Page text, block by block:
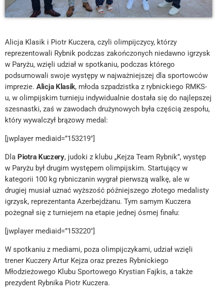
Alicja Klasik i Piotr Kuczera, czyli olimpijczycy, którzy
reprezentowali Rybnik podczas zakończonych niedawno igrzysk
w Paryżu, wzięli udział w spotkaniu, podczas którego
podsumowali swoje występy w najważniejszej dla sportowców
imprezie. Alicja Klasik, młoda szpadzistka z rybnickiego RMKS-
u, w olimpijskim turnieju indywidualnie dostała się do najlepszej
szesnastki, zaś w zawodach drużynowych była częścią zespołu,
który wywalczył brązowy medal:
[jwplayer mediaid=”153219″]
Dla Piotra Kuczery, judoki z klubu „Kejza Team Rybnik”, występ
w Paryżu był drugim występem olimpijskim. Startujący w
kategorii 100 kg rybniczanin wygrał pierwszą walkę, ale w
drugiej musiał uznać wyższość późniejszego złotego medalisty
igrzysk, reprezentanta Azerbejdżanu. Tym samym Kuczera
pożegnał się z turniejem na etapie jednej ósmej finału:
[jwplayer mediaid=”153220″]
W spotkaniu z mediami, poza olimpijczykami, udział wzięli
trener Kuczery Artur Kejza oraz prezes Rybnickiego
Młodzieżowego Klubu Sportowego Krystian Fajkis, a także
prezydent Rybnika Piotr Kuczera.